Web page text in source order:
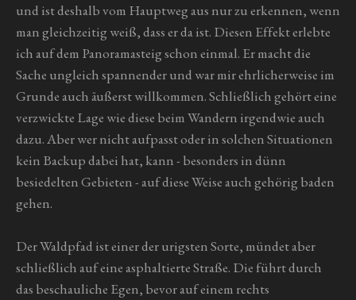
und ist deshalb vom Hauptweg aus nur zu erkennen, wenn
man gleichzeitig weiß, dass er da ist. Diesen Effekt erlebte
ich auf dem Panoramasteig schon einmal. Er macht die
Sache ungleich spannender und war mir ehrlicherweise im
Grunde auch äußerst willkommen. Schließlich gehört eine
verzwickte Lage wie diese beim Wandern irgendwie auch
dazu. Aber wer nicht aufpasst oder in solchen Situationen
kein Backup dabei hat, kann - besonders in dünn
besiedelten Gebieten - auf diese Weise auch gehörig baden
gehen.
Der Waldpfad ist einer der urigsten Sorte, mündet aber
schließlich auf eine asphaltierte Straße. Die führt durch
das beschauliche Egen, bevor auf einem rechts